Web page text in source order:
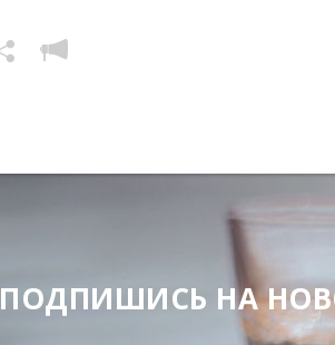
ПОДПИШИСЬ НА